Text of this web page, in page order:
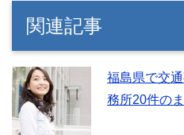
関連記事
福島県で交
務所20件の